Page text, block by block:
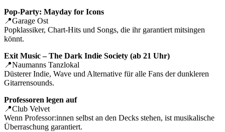
Pop-Party: Mayday for Icons
📍Garage Ost
Popklassiker, Chart-Hits und Songs, die ihr garantiert mitsingen
könnt.
Exit Music – The Dark Indie Society (ab 21 Uhr)
📍Naumanns Tanzlokal
Düsterer Indie, Wave und Alternative für alle Fans der dunkleren
Gitarrensounds.
Professoren legen auf
📍Club Velvet
Wenn Professor:innen selbst an den Decks stehen, ist musikalische
Überraschung garantiert.